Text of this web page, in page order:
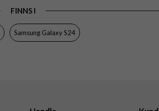
FINNS I
Samsung Galaxy S24